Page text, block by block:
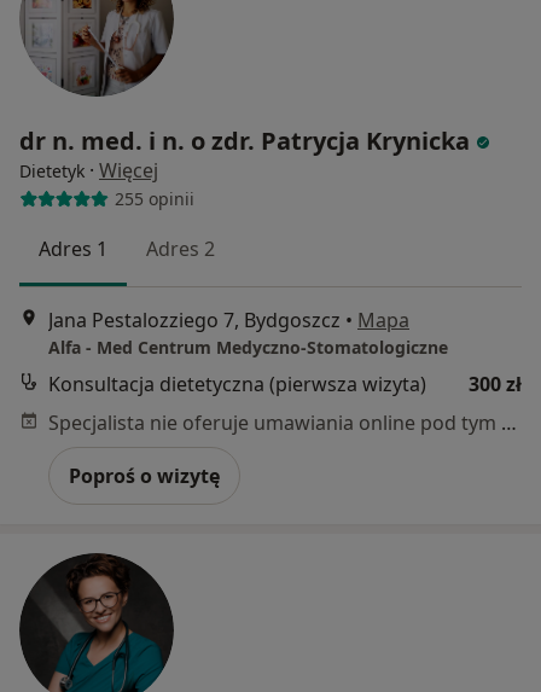
dr n. med. i n. o zdr. Patrycja Krynicka
Dietetyk · Więcej
255 opinii
Adres 1 Adres 2
Jana Pestalozziego 7, Bydgoszcz • Mapa
Alfa - Med Centrum Medyczno-Stomatologiczne
Konsultacja dietetyczna (pierwsza wizyta)
300 zł
Specjalista nie oferuje umawiania online pod tym adresem.
Poproś o wizytę